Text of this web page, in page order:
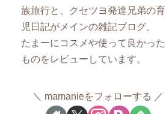
族旅行と、クセツヨ発達兄弟の育
児日記がメインの雑記ブログ。
たまーにコスメや使って良かった
ものをレビューしています。
mamanieをフォローする